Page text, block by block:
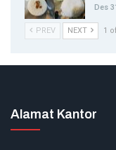
Des
PREV NEXT 1
Alamat Kantor